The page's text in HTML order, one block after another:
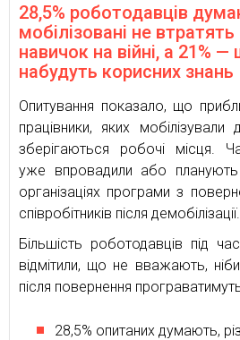
28,5% роботодавців
мобілізовані не
навичок на війні, а 21%
набудуть корисних знань
Опитування показало, що
працівники, яких
зберігаються робочі місця.
уже впровадили або
організаціях програми з
співробітників після демобілізації.
Більшість роботодавців під
відмітили, що не вважають,
після повернення
28,5% опитаних думають,